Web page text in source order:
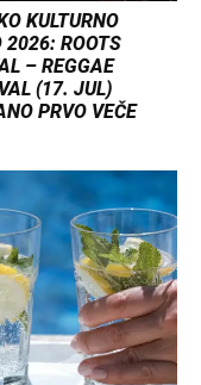
KULTURNO
2026: ROOTS
– REGGAE
(17. JUL)
PRVO VEČE